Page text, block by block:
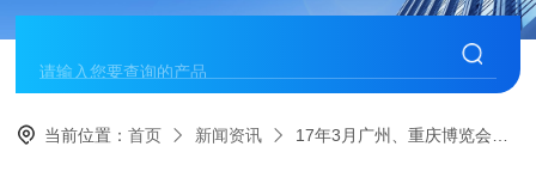
当前位置：首页 新闻资讯 17年3月广州、重庆博览会盛奥华与您相约！